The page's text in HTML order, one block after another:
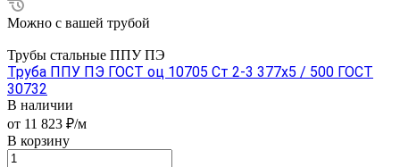
Можно с вашей трубой
Трубы стальные ППУ ПЭ
Труба ППУ ПЭ ГОСТ оц 10705 Ст 2-3 377x5 / 500 ГОСТ
30732
В наличии
от 11 823 ₽/м
В корзину